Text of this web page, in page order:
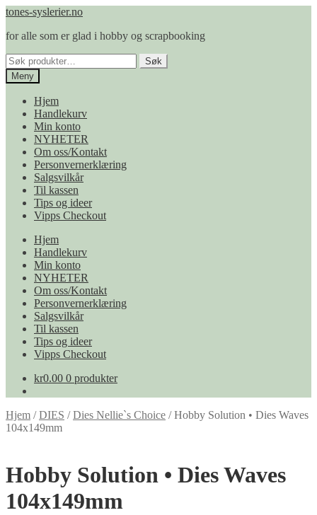
Hopp
navigasjon
Hopp
innhold
tones-syslerier.no
for alle som er glad i hobby og scrapbooking
Søk
etter:
Søk
Meny
Hjem
Handlekurv
Min konto
NYHETER
Om oss/Kontakt
Personvernerklæring
Salgsvilkår
Til kassen
Tips og ideer
Vipps Checkout
Hjem
Handlekurv
Min konto
NYHETER
Om oss/Kontakt
Personvernerklæring
Salgsvilkår
Til kassen
Tips og ideer
Vipps Checkout
kr0.00 0 produkter
Hjem /DIES /Dies Nellie`s Choice /Hobby Solution • Dies Waves
104x149mm
Hobby Solution • Dies Waves
104x149mm